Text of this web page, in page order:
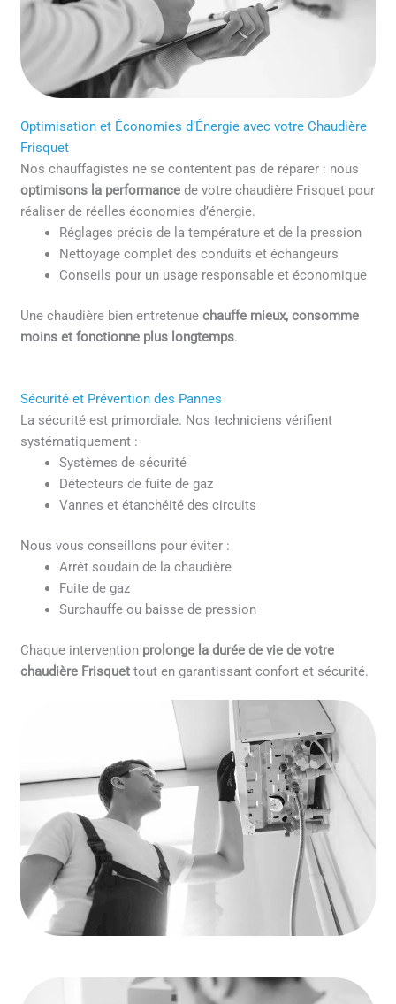
Optimisation et Économies d’Énergie avec votre Chaudière
Frisquet
Nos chauffagistes ne se contentent pas de réparer : nous
optimisons la performance de votre chaudière Frisquet pour
réaliser de réelles économies d’énergie.
Réglages précis de la température et de la pression
Nettoyage complet des conduits et échangeurs
Conseils pour un usage responsable et économique
Une chaudière bien entretenuechauffe mieux, consomme
moins et fonctionne plus longtemps.
Sécurité et Prévention des Pannes
La sécurité est primordiale. Nos techniciens vérifient
systématiquement :
Systèmes de sécurité
Détecteurs de fuite de gaz
Vannes et étanchéité des circuits
Nous vous conseillons pour éviter :
Arrêt soudain de la chaudière
Fuite de gaz
Surchauffe ou baisse de pression
Chaque intervention prolonge la durée de vie de votre
chaudière Frisquet tout en garantissant confort et sécurité.